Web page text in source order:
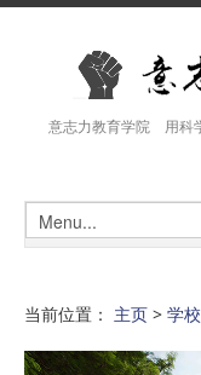
意志力教育学院 用科
当前位置： 主页 > 学